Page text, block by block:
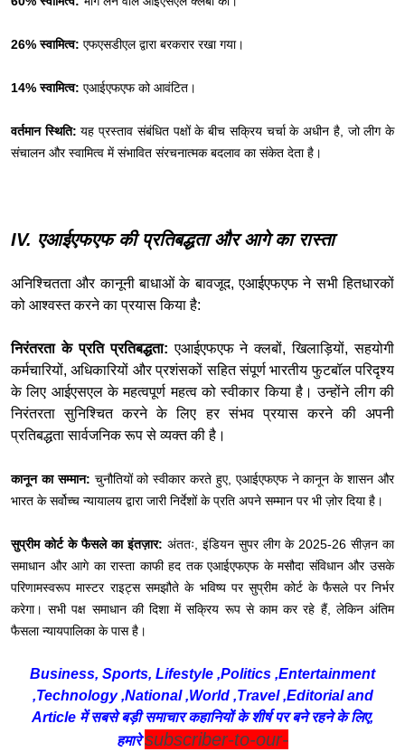
26% स्वामित्व: एफएसडीएल द्वारा बरकरार रखा गया।
14% स्वामित्व: एआईएफएफ को आवंटित।
वर्तमान स्थिति: यह प्रस्ताव संबंधित पक्षों के बीच सक्रिय चर्चा के अधीन है, जो लीग के
संचालन और स्वामित्व में संभावित संरचनात्मक बदलाव का संकेत देता है।
IV. एआईएफएफ की प्रतिबद्धता और आगे का रास्ता
अनिश्चितता और कानूनी बाधाओं के बावजूद, एआईएफएफ ने सभी हितधारकों
को आश्वस्त करने का प्रयास किया है:
निरंतरता के प्रति प्रतिबद्धता: एआईएफएफ ने क्लबों, खिलाड़ियों, सहयोगी
कर्मचारियों, अधिकारियों और प्रशंसकों सहित संपूर्ण भारतीय फुटबॉल परिदृश्य
के लिए आईएसएल के महत्वपूर्ण महत्व को स्वीकार किया है। उन्होंने लीग की
निरंतरता सुनिश्चित करने के लिए हर संभव प्रयास करने की अपनी
प्रतिबद्धता सार्वजनिक रूप से व्यक्त की है।
कानून का सम्मान: चुनौतियों को स्वीकार करते हुए, एआईएफएफ ने कानून के शासन और
भारत के सर्वोच्च न्यायालय द्वारा जारी निर्देशों के प्रति अपने सम्मान पर भी ज़ोर दिया है।
सुप्रीम कोर्ट के फैसले का इंतज़ार: अंततः, इंडियन सुपर लीग के 2025-26 सीज़न का
समाधान और आगे का रास्ता काफी हद तक एआईएफएफ के मसौदा संविधान और उसके
परिणामस्वरूप मास्टर राइट्स समझौते के भविष्य पर सुप्रीम कोर्ट के फैसले पर निर्भर
करेगा। सभी पक्ष समाधान की दिशा में सक्रिय रूप से काम कर रहे हैं, लेकिन अंतिम
फैसला न्यायपालिका के पास है।
Business, Sports, Lifestyle ,Politics ,Entertainment
,Technology ,National ,World ,Travel ,Editorial and
Article में सबसे बड़ी समाचार कहानियों के शीर्ष पर बने रहने के लिए,
हमारेsubscriber-to-our-